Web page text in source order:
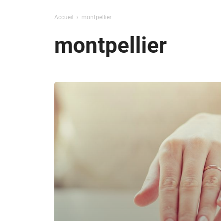
Accueil montpellier
montpellier